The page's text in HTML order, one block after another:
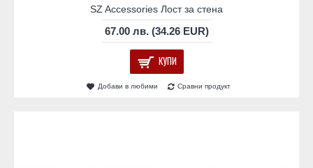
SZ Accessories Лост за стена
67.00 лв. (34.26 EUR)
КУПИ
Добави в любими Сравни продукт